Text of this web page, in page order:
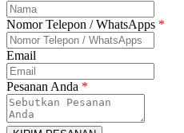
Nomor Telepon / WhatsApps *
Email
Pesanan Anda *